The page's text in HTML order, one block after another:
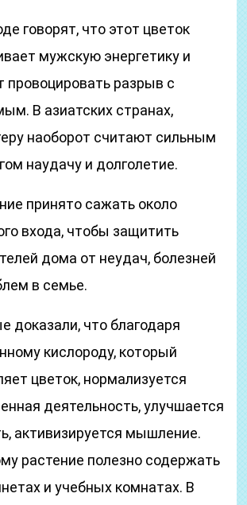
говорят, что этот цветок
мужскую энергетику и
провоцировать разрыв с
В азиатских странах,
наоборот считают сильным
наудачу и долголетие.
принято сажать около
входа, чтобы защитить
дома от неудач, болезней
в семье.
доказали, что благодаря
кислороду, который
цветок, нормализуется
деятельность, улучшается
активизируется мышление.
растение полезно содержать
и учебных комнатах. В